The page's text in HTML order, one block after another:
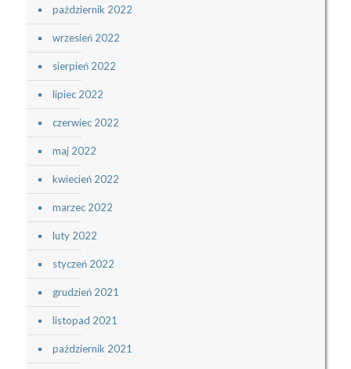
październik 2022
wrzesień 2022
sierpień 2022
lipiec 2022
czerwiec 2022
maj 2022
kwiecień 2022
marzec 2022
luty 2022
styczeń 2022
grudzień 2021
listopad 2021
październik 2021